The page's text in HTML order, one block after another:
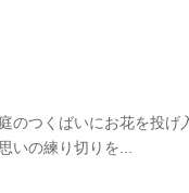
のつくばいにお花を投げ
いの練り切りを...